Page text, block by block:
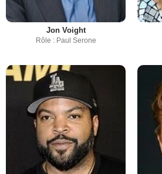
Jon Voight
Rôle : Paul Serone